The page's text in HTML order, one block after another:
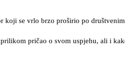
koji se vrlo brzo proširio po
pričao o svom uspjehu, ali i